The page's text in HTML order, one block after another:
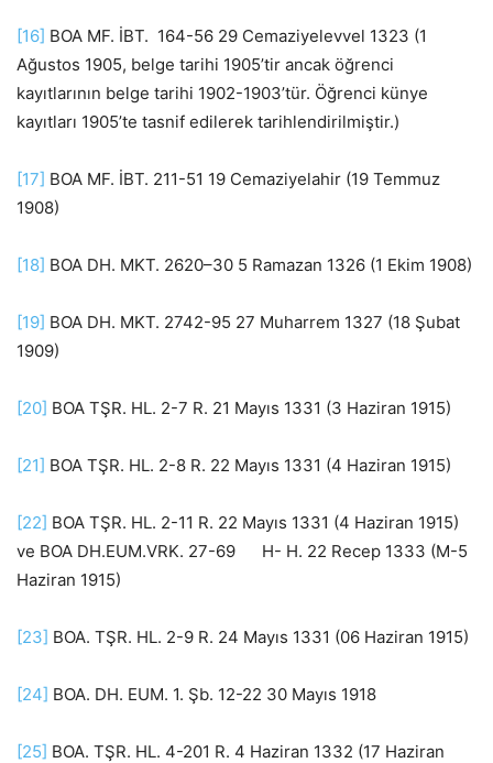
[16] BOA MF. İBT. 164-56 29 Cemaziyelevvel 1323 (1
Ağustos 1905, belge tarihi 1905’tir ancak öğrenci
kayıtlarının belge tarihi 1902-1903’tür. Öğrenci künye
kayıtları 1905’te tasnif edilerek tarihlendirilmiştir.)
[17] BOA MF. İBT. 211-51 19 Cemaziyelahir (19 Temmuz
1908)
[18] BOA DH. MKT. 2620–30 5 Ramazan 1326 (1 Ekim 1908)
[19] BOA DH. MKT. 2742-95 27 Muharrem 1327 (18 Şubat
1909)
[20] BOA TŞR. HL. 2-7 R. 21 Mayıs 1331 (3 Haziran 1915)
[21] BOA TŞR. HL. 2-8 R. 22 Mayıs 1331 (4 Haziran 1915)
[22] BOA TŞR. HL. 2-11 R. 22 Mayıs 1331 (4 Haziran 1915)
ve BOA DH.EUM.VRK. 27-69 H- H. 22 Recep 1333 (M-5
Haziran 1915)
[23] BOA. TŞR. HL. 2-9 R. 24 Mayıs 1331 (06 Haziran 1915)
[24] BOA. DH. EUM. 1. Şb. 12-22 30 Mayıs 1918
[25] BOA. TŞR. HL. 4-201 R. 4 Haziran 1332 (17 Haziran